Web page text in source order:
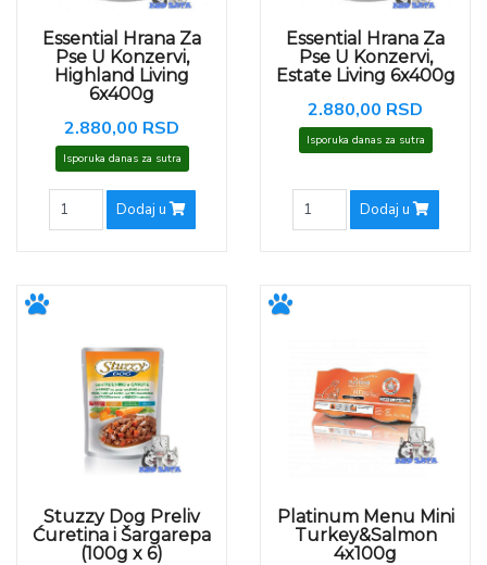
Essential Hrana Za
Pse U Konzervi,
Highland Living
6x400g
2.880,00 RSD
Isporuka danas za sutra
Dodaj u
Essential Hrana Za
Pse U Konzervi,
Estate Living 6x400g
2.880,00 RSD
Isporuka danas za sutra
Dodaj u
Stuzzy Dog Preliv
Ćuretina i Šargarepa
(100g x 6)
Platinum Menu Mini
Turkey&Salmon
4x100g